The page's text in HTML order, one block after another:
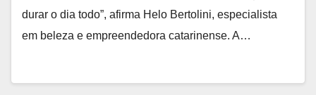
durar o dia todo”, afirma Helo Bertolini, especialista
em beleza e empreendedora catarinense. A…